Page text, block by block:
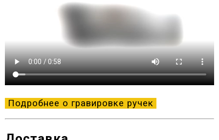
Подробнее о гравировке ручек